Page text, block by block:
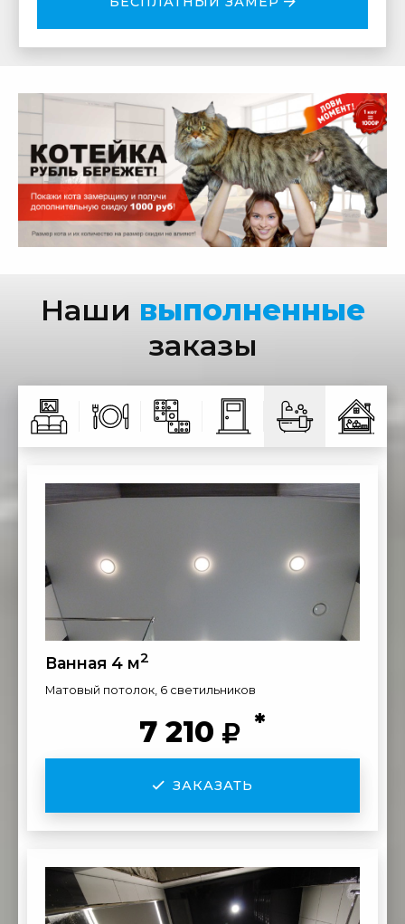
Наши выполненные
заказы
Ванная 4 м2
Матовый потолок, 6 светильников
7 210 *
ЗАКАЗАТЬ